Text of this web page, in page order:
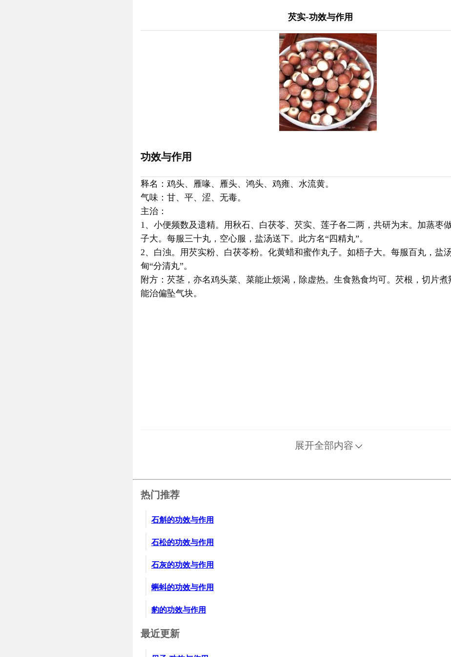
芡实-功效与作用
功效与作用
释名：鸡头、雁喙、雁头、鸿头、鸡雍、水流黄。
气味：甘、平、涩、无毒。
主治：
1、小便频数及遗精。用秋石、白茯苓、芡实、莲子各二两，共研为末。加蒸枣
子大。每服三十丸，空心服，盐汤送下。此方名“四精丸”。
2、白浊。用芡实粉、白茯苓粉。化黄蜡和蜜作丸子。如梧子大。每服百丸，盐
甸“分清丸”。
附方：芡茎，亦名鸡头菜、菜能止烦渴，除虚热。生食熟食均可。芡根，切片煮
能治偏坠气块。
展开全部内容
热门推荐
石斛的功效与作用
石松的功效与作用
石灰的功效与作用
蝌蚪的功效与作用
豹的功效与作用
最近更新